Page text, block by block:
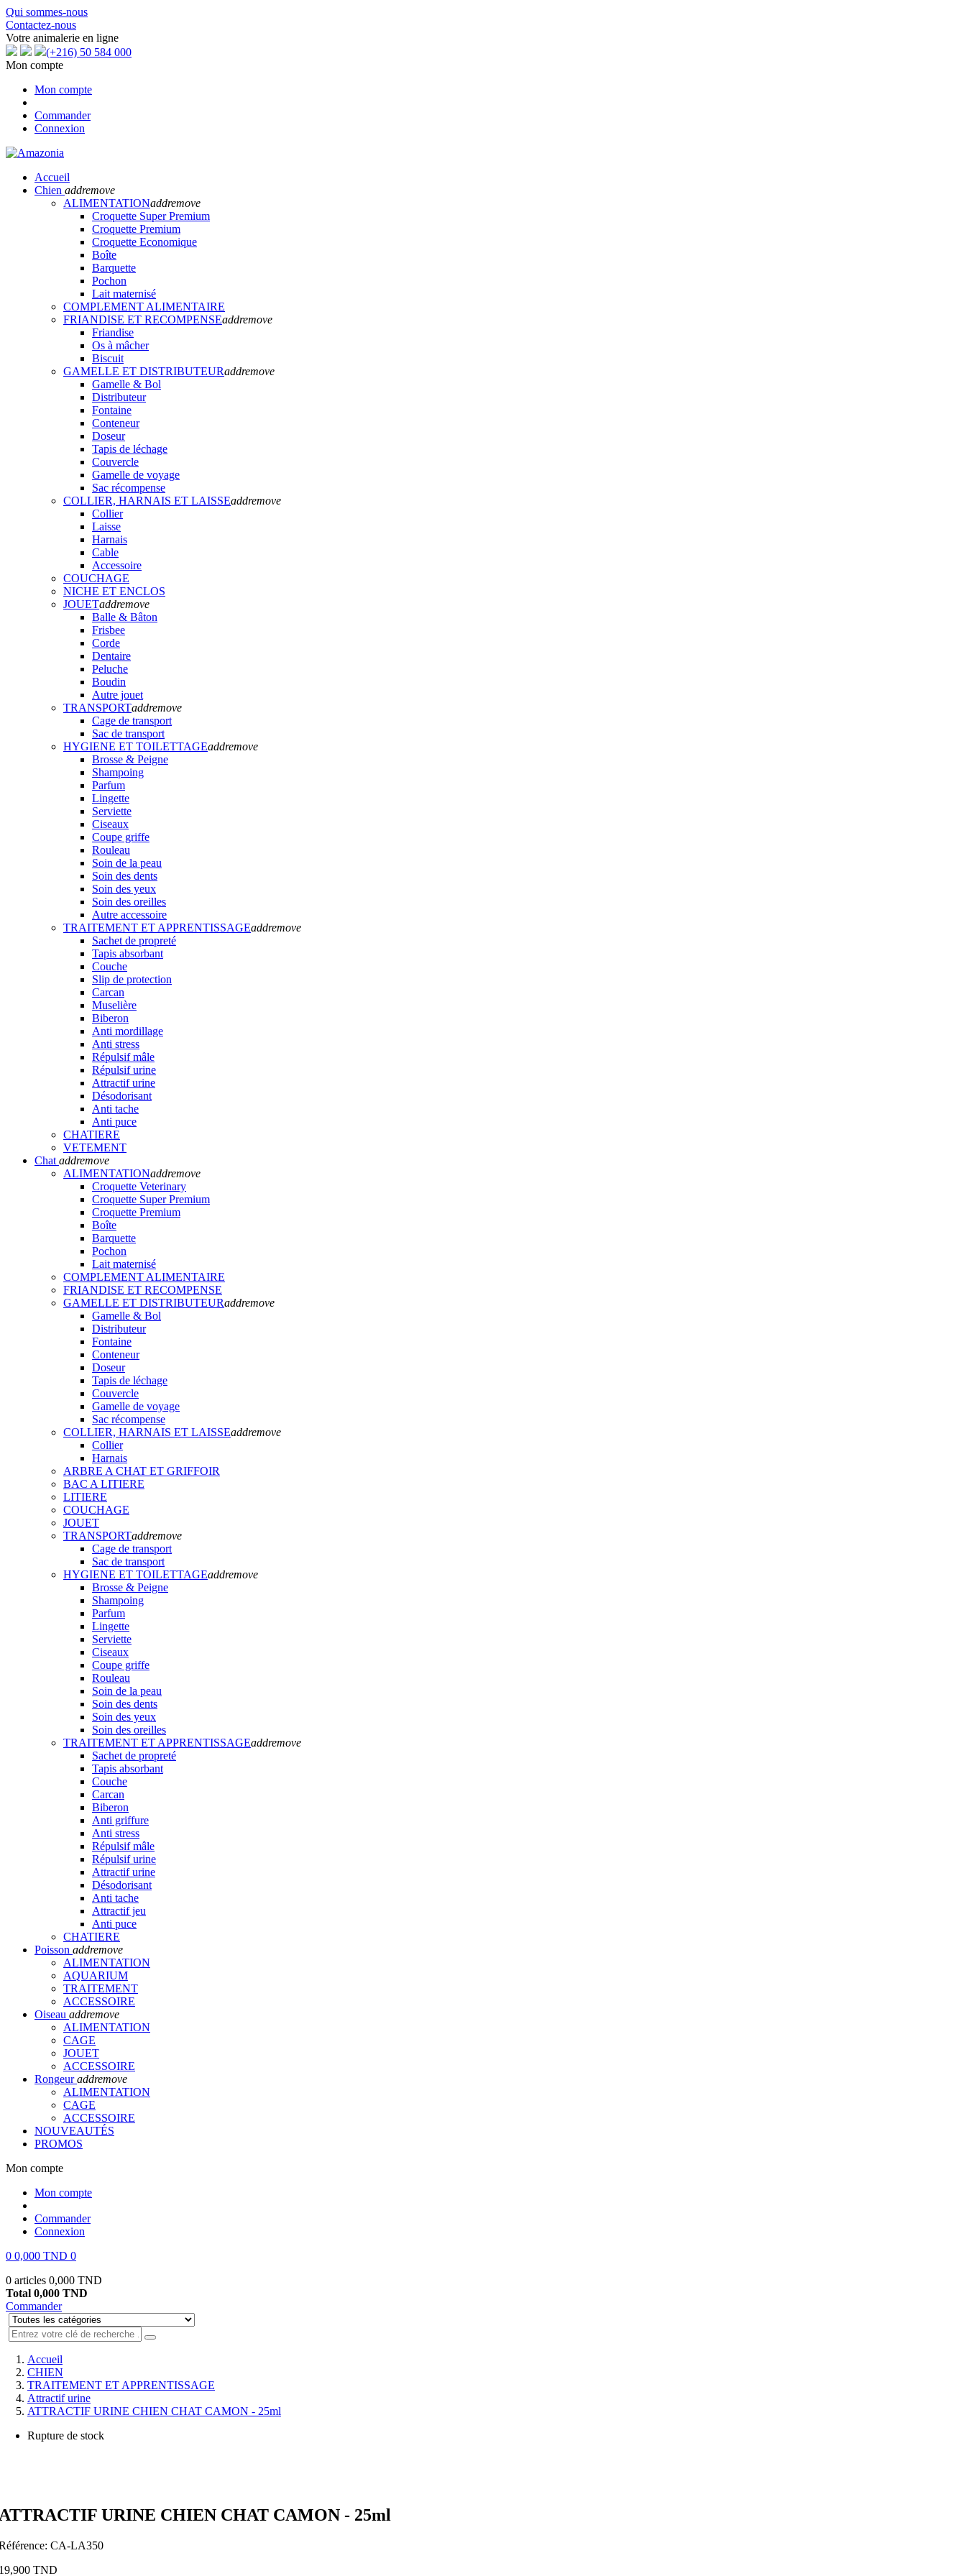
Qui sommes-nous
Contactez-nous
Votre animalerie en ligne
(+216) 50 584 000
Mon compte
Mon compte
Commander
Connexion
Accueil
Chien addremove
ALIMENTATIONaddremove
Croquette Super Premium
Croquette Premium
Croquette Economique
Boîte
Barquette
Pochon
Lait maternisé
COMPLEMENT ALIMENTAIRE
FRIANDISE ET RECOMPENSEaddremove
Friandise
Os à mâcher
Biscuit
GAMELLE ET DISTRIBUTEURaddremove
Gamelle & Bol
Distributeur
Fontaine
Conteneur
Doseur
Tapis de léchage
Couvercle
Gamelle de voyage
Sac récompense
COLLIER, HARNAIS ET LAISSEaddremove
Collier
Laisse
Harnais
Cable
Accessoire
COUCHAGE
NICHE ET ENCLOS
JOUETaddremove
Balle & Bâton
Frisbee
Corde
Dentaire
Peluche
Boudin
Autre jouet
TRANSPORTaddremove
Cage de transport
Sac de transport
HYGIENE ET TOILETTAGEaddremove
Brosse & Peigne
Shampoing
Parfum
Lingette
Serviette
Ciseaux
Coupe griffe
Rouleau
Soin de la peau
Soin des dents
Soin des yeux
Soin des oreilles
Autre accessoire
TRAITEMENT ET APPRENTISSAGEaddremove
Sachet de propreté
Tapis absorbant
Couche
Slip de protection
Carcan
Muselière
Biberon
Anti mordillage
Anti stress
Répulsif mâle
Répulsif urine
Attractif urine
Désodorisant
Anti tache
Anti puce
CHATIERE
VETEMENT
Chat addremove
ALIMENTATIONaddremove
Croquette Veterinary
Croquette Super Premium
Croquette Premium
Boîte
Barquette
Pochon
Lait maternisé
COMPLEMENT ALIMENTAIRE
FRIANDISE ET RECOMPENSE
GAMELLE ET DISTRIBUTEURaddremove
Gamelle & Bol
Distributeur
Fontaine
Conteneur
Doseur
Tapis de léchage
Couvercle
Gamelle de voyage
Sac récompense
COLLIER, HARNAIS ET LAISSEaddremove
Collier
Harnais
ARBRE A CHAT ET GRIFFOIR
BAC A LITIERE
LITIERE
COUCHAGE
JOUET
TRANSPORTaddremove
Cage de transport
Sac de transport
HYGIENE ET TOILETTAGEaddremove
Brosse & Peigne
Shampoing
Parfum
Lingette
Serviette
Ciseaux
Coupe griffe
Rouleau
Soin de la peau
Soin des dents
Soin des yeux
Soin des oreilles
TRAITEMENT ET APPRENTISSAGEaddremove
Sachet de propreté
Tapis absorbant
Couche
Carcan
Biberon
Anti griffure
Anti stress
Répulsif mâle
Répulsif urine
Attractif urine
Désodorisant
Anti tache
Attractif jeu
Anti puce
CHATIERE
Poisson addremove
ALIMENTATION
AQUARIUM
TRAITEMENT
ACCESSOIRE
Oiseau addremove
ALIMENTATION
CAGE
JOUET
ACCESSOIRE
Rongeur addremove
ALIMENTATION
CAGE
ACCESSOIRE
NOUVEAUTÉS
PROMOS
Mon compte
Mon compte
Commander
Connexion
0 0,000 TND 0
0 articles 0,000 TND
Total 0,000 TND
Commander
Accueil
CHIEN
TRAITEMENT ET APPRENTISSAGE
Attractif urine
ATTRACTIF URINE CHIEN CHAT CAMON - 25ml
Rupture de stock
URINE CHIEN CHAT CAMON - 25ml
CA-LA350
TND